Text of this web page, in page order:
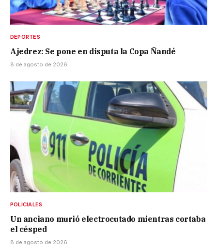
DEPORTES
Ajedrez: Se pone en disputa la Copa Ñandé
8 de agosto de 2026
POLICIALES
Un anciano murió electrocutado mientras cortaba
el césped
8 de agosto de 2026